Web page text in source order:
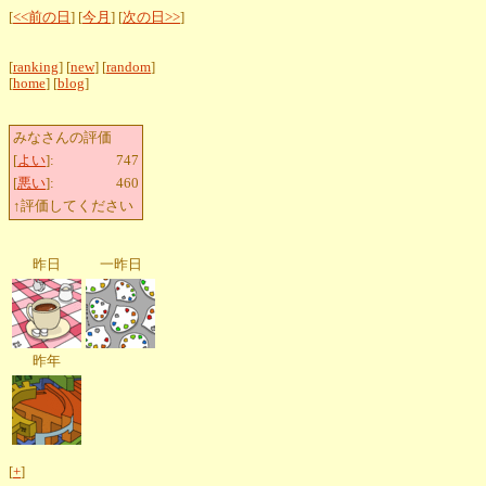
[<<前の日 ] [今月 ] [次の日>>]
[ranking] [new] [random]
[home] [blog]
みなさんの評価
[よい]:
747
[悪い]:
460
↑評価してください
昨日 一昨日
昨年
[+]